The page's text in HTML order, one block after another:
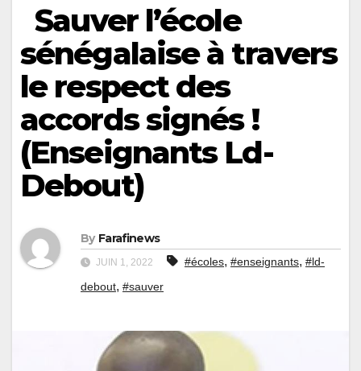
Sauver l’école
sénégalaise à travers
le respect des
accords signés !
(Enseignants Ld-
Debout)
By Farafinews
JUIN 1, 2022 #écoles, #enseignants, #ld-
debout, #sauver